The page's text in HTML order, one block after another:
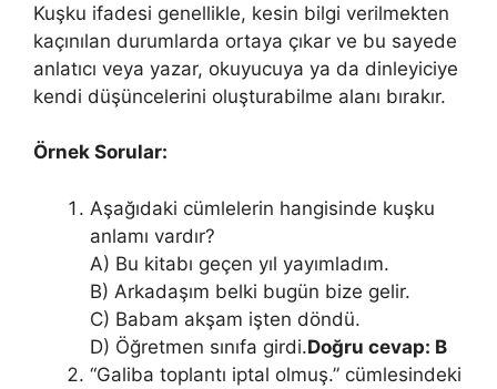
Kuşku ifadesi genellikle, kesin bilgi verilmekten
kaçınılan durumlarda ortaya çıkar ve bu sayede
anlatıcı veya yazar, okuyucuya ya da dinleyiciye
kendi düşüncelerini oluşturabilme alanı bırakır.
Örnek Sorular:
Aşağıdaki cümlelerin hangisinde kuşku
anlamı vardır?
A) Bu kitabı geçen yıl yayımladım.
B) Arkadaşım belki bugün bize gelir.
C) Babam akşam işten döndü.
D) Öğretmen sınıfa girdi.Doğru cevap: B
“Galiba toplantı iptal olmuş.” cümlesindeki